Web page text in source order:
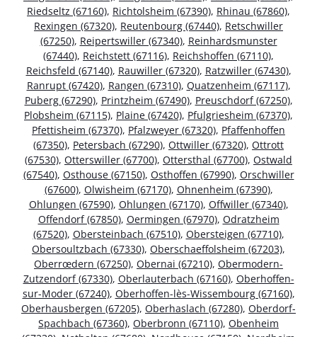
Riedseltz (67160), Richtolsheim (67390), Rhinau (67860),
Rexingen (67320), Reutenbourg (67440), Retschwiller
(67250), Reipertswiller (67340), Reinhardsmunster
(67440), Reichstett (67116), Reichshoffen (67110),
Reichsfeld (67140), Rauwiller (67320), Ratzwiller (67430),
Ranrupt (67420), Rangen (67310), Quatzenheim (67117),
Puberg (67290), Printzheim (67490), Preuschdorf (67250),
Plobsheim (67115), Plaine (67420), Pfulgriesheim (67370),
Pfettisheim (67370), Pfalzweyer (67320), Pfaffenhoffen
(67350), Petersbach (67290), Ottwiller (67320), Ottrott
(67530), Otterswiller (67700), Ottersthal (67700), Ostwald
(67540), Osthouse (67150), Osthoffen (67990), Orschwiller
(67600), Olwisheim (67170), Ohnenheim (67390),
Ohlungen (67590), Ohlungen (67170), Offwiller (67340),
Offendorf (67850), Oermingen (67970), Odratzheim
(67520), Obersteinbach (67510), Obersteigen (67710),
Obersoultzbach (67330), Oberschaeffolsheim (67203),
Oberrœdern (67250), Obernai (67210), Obermodern-
Zutzendorf (67330), Oberlauterbach (67160), Oberhoffen-
sur-Moder (67240), Oberhoffen-lès-Wissembourg (67160),
Oberhausbergen (67205), Oberhaslach (67280), Oberdorf-
Spachbach (67360), Oberbronn (67110), Obenheim